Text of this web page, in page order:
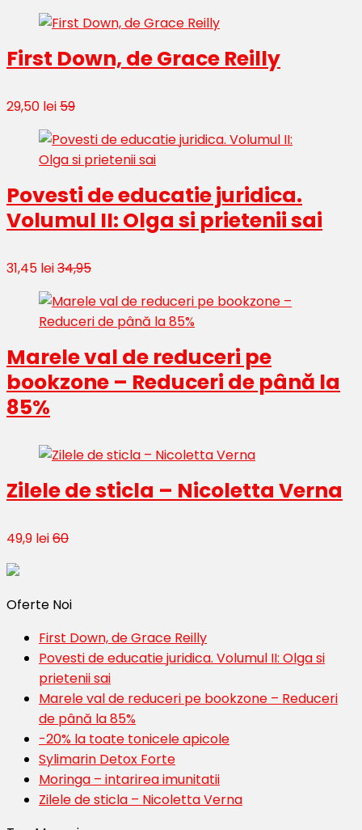
First Down, de Grace Reilly
29,50 lei59
Povesti de educatie juridica.
Volumul II: Olga si prietenii sai
31,45 lei34,95
Marele val de reduceri pe
bookzone – Reduceri de până la
85%
Zilele de sticla – Nicoletta Verna
49,9 lei60
Oferte Noi
First Down, de Grace Reilly
Povesti de educatie juridica. Volumul II: Olga si
prietenii sai
Marele val de reduceri pe bookzone – Reduceri
de până la 85%
-20% la toate tonicele apicole
Sylimarin Detox Forte
Moringa – intarirea imunitatii
Zilele de sticla – Nicoletta Verna